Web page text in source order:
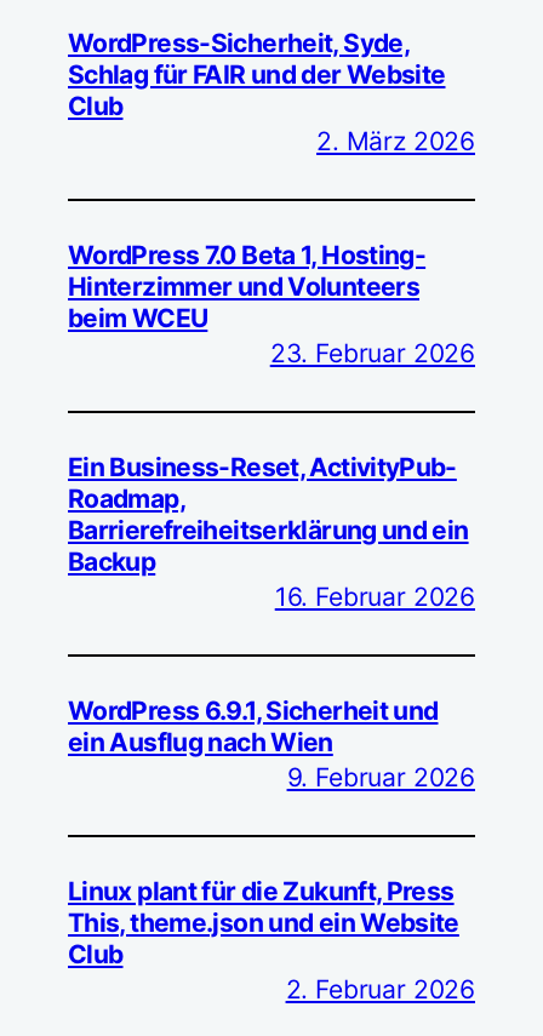
WordPress-Sicherheit, Syde,
Schlag für FAIR und der Website
Club
2. März 2026
WordPress 7.0 Beta 1, Hosting-
Hinterzimmer und Volunteers
beim WCEU
23. Februar 2026
Ein Business-Reset, ActivityPub-
Roadmap,
Barrierefreiheitserklärung und ein
Backup
16. Februar 2026
WordPress 6.9.1, Sicherheit und
ein Ausflug nach Wien
9. Februar 2026
Linux plant für die Zukunft, Press
This, theme.json und ein Website
Club
2. Februar 2026